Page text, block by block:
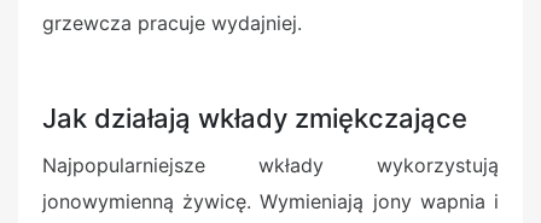
grzewcza pracuje wydajniej.
Jak działają wkłady zmiękczające
Najpopularniejsze wkłady wykorzystują
jonowymienną żywicę. Wymieniają jony wapnia i